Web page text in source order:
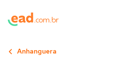
Anhanguera